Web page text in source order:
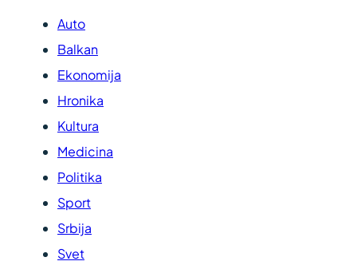
Auto
Balkan
Ekonomija
Hronika
Kultura
Medicina
Politika
Sport
Srbija
Svet